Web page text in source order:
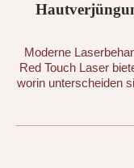
Moderne
Red Touch Laser
worin unterscheiden